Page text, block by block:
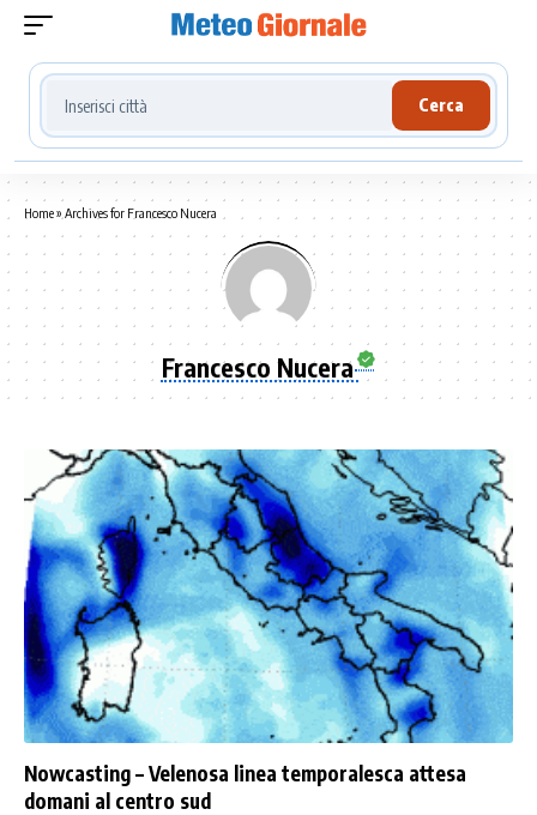
Cerca località meteo
Cerca
Home» Archives for Francesco Nucera
Francesco Nucera
Nowcasting – Velenosa linea temporalesca attesa
domani al centro sud